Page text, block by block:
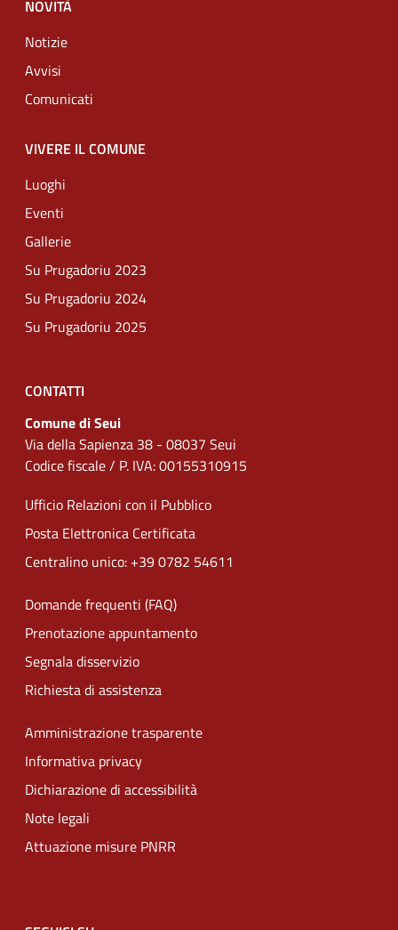
NOVITÀ
Notizie
Avvisi
Comunicati
VIVERE IL COMUNE
Luoghi
Eventi
Gallerie
Su Prugadoriu 2023
Su Prugadoriu 2024
Su Prugadoriu 2025
CONTATTI
Comune di Seui
Via della Sapienza 38 - 08037 Seui
Codice fiscale / P. IVA: 00155310915
Ufficio Relazioni con il Pubblico
Posta Elettronica Certificata
Centralino unico: +39 0782 54611
Domande frequenti (FAQ)
Prenotazione appuntamento
Segnala disservizio
Richiesta di assistenza
Amministrazione trasparente
Informativa privacy
Dichiarazione di accessibilità
Note legali
Attuazione misure PNRR